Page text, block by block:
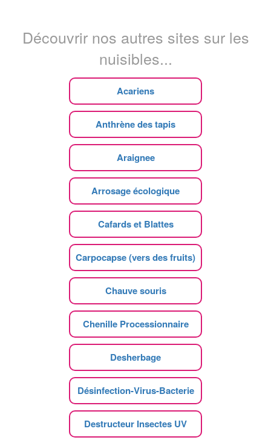
Découvrir nos autres sites sur les
nuisibles...
Acariens
Anthrène des tapis
Araignee
Arrosage écologique
Cafards et Blattes
Carpocapse (vers des fruits)
Chauve souris
Chenille Processionnaire
Desherbage
Désinfection-Virus-Bacterie
Destructeur Insectes UV